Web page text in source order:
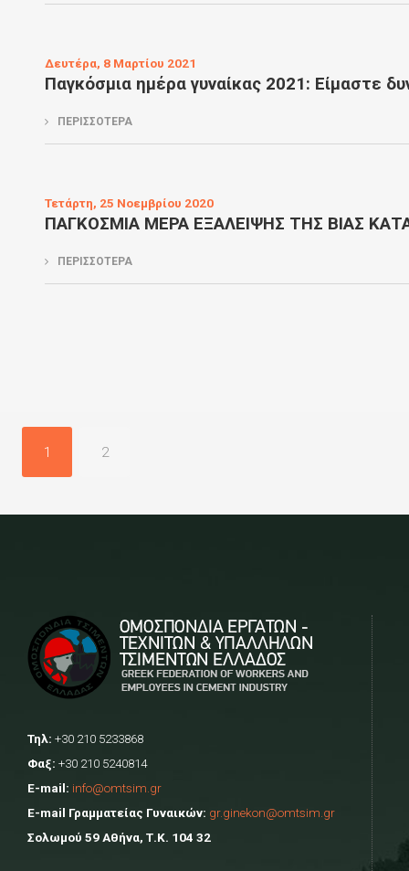
Δευτέρα, 8 Μαρτίου 2021
Παγκόσμια ημέρα γυναίκας 2021: Είμαστε
ΠΕΡΙΣΣΟΤΕΡΑ
Τετάρτη, 25 Νοεμβρίου 2020
ΠΑΓΚΟΣΜΙΑ ΜΕΡΑ ΕΞΑΛΕΙΨΗΣ ΤΗΣ ΒΙΑΣ
ΠΕΡΙΣΣΟΤΕΡΑ
1 2
Τηλ: +30 210 5233868
Φαξ: +30 210 5240814
E-mail: info@omtsim.gr
E-mail Γραμματείας Γυναικών: gr.ginekon@omtsim.gr
Σολωμού 59 Αθήνα, Τ.Κ. 104 32